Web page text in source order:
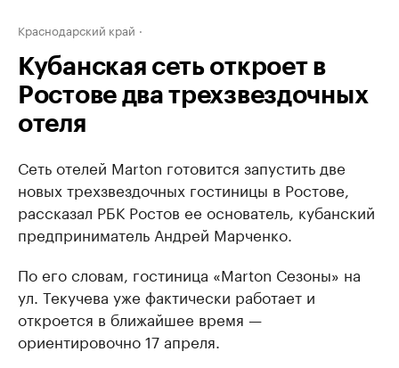
Краснодарский край
Кубанская сеть откроет в
Ростове два трехзвездочных
отеля
Сеть отелей Marton готовится запустить две
новых трехзвездочных гостиницы в Ростове,
рассказал РБК Ростов ее основатель, кубанский
предприниматель Андрей Марченко.
По его словам, гостиница «Marton Сезоны» на
ул. Текучева уже фактически работает и
откроется в ближайшее время —
ориентировочно 17 апреля.